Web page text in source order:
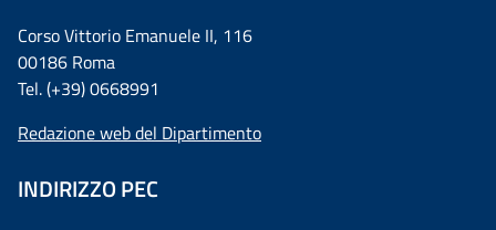
Corso Vittorio Emanuele II, 116
00186 Roma
Tel. (+39) 0668991
Redazione web del Dipartimento
INDIRIZZO PEC